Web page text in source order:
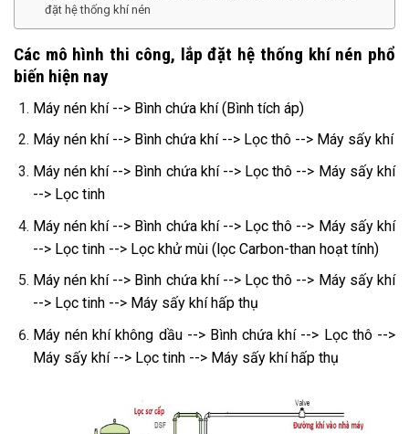
đặt hệ thống khí nén
Các mô hình thi công, lắp đặt hệ thống khí nén phổ
biến hiện nay
Máy nén khí --> Bình chứa khí (Bình tích áp)
Máy nén khí --> Bình chứa khí --> Lọc thô --> Máy sấy khí
Máy nén khí --> Bình chứa khí --> Lọc thô --> Máy sấy khí
--> Lọc tinh
Máy nén khí --> Bình chứa khí --> Lọc thô --> Máy sấy khí
--> Lọc tinh --> Lọc khử mùi (lọc Carbon-than hoạt tính)
Máy nén khí --> Bình chứa khí --> Lọc thô --> Máy sấy khí
--> Lọc tinh --> Máy sấy khí hấp thụ
Máy nén khí không dầu --> Bình chứa khí --> Lọc thô -->
Máy sấy khí --> Lọc tinh --> Máy sấy khí hấp thụ